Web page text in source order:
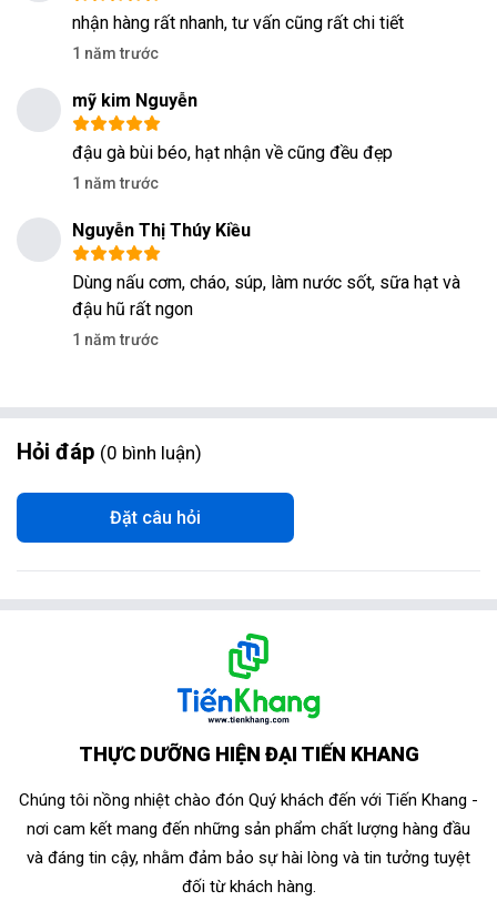
nhận hàng rất nhanh, tư vấn cũng rất chi tiết
1 năm trước
mỹ kim Nguyễn
đậu gà bùi béo, hạt nhận về cũng đều đẹp
1 năm trước
Nguyễn Thị Thúy Kiều
Dùng nấu cơm, cháo, súp, làm nước sốt, sữa hạt và
đậu hũ rất ngon
1 năm trước
Hỏi đáp 0 bình luận
Đặt câu hỏi
THỰC DƯỠNG HIỆN ĐẠI TIẾN KHANG
Chúng tôi nồng nhiệt chào đón Quý khách đến với Tiến Khang -
nơi cam kết mang đến những sản phẩm chất lượng hàng đầu
và đáng tin cậy, nhằm đảm bảo sự hài lòng và tin tưởng tuyệt
đối từ khách hàng.